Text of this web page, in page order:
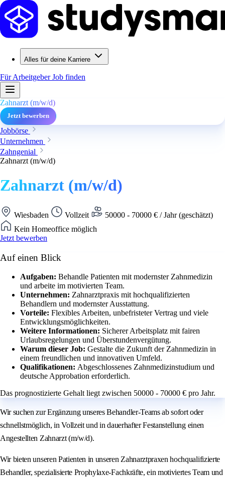
Alles für deine Karriere
Für ArbeitgeberJob finden
Zahnarzt (m/w/d)
Jetzt bewerben
Jobbörse
Unternehmen
Zahngenial
Zahnarzt (m/w/d)
Zahnarzt (m/w/d)
Wiesbaden Vollzeit
50000 - 70000 € / Jahr (geschätzt)
Kein Homeoffice möglich
Jetzt bewerben
Auf einen Blick
Aufgaben: Behandle Patienten mit modernster Zahnmedizin
und arbeite im motivierten Team.
Unternehmen: Zahnarztpraxis mit hochqualifizierten
Behandlern und modernster Ausstattung.
Vorteile: Flexibles Arbeiten, unbefristeter Vertrag und viele
Entwicklungsmöglichkeiten.
Weitere Informationen: Sicherer Arbeitsplatz mit fairen
Urlaubsregelungen und Überstundenvergütung.
Warum dieser Job: Gestalte die Zukunft der Zahnmedizin in
einem freundlichen und innovativen Umfeld.
Qualifikationen: Abgeschlossenes Zahnmedizinstudium und
deutsche Approbation erforderlich.
Das prognostizierte Gehalt liegt zwischen 50000 - 70000 € pro Jahr.
Wir suchen zur Ergänzung unseres Behandler-Teams ab sofort oder
schnellstmöglich, in Vollzeit und in dauerhafter Festanstellung einen
Angestellten Zahnarzt (m/w/d).
Wir bieten unseren Patienten in unseren Zahnarztpraxen hochqualifizierte
Behandler, spezialisierte Prophylaxe-Fachkräfte, ein motiviertes Team und